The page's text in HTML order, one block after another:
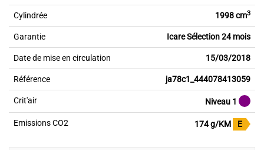
Cylindrée 1998 cm3
Garantie Icare Sélection 24 mois
Date de mise en circulation 15/03/2018
Référence ja78c1_444078413059
Crit'air Niveau 1
Emissions CO2 174 g/KM E